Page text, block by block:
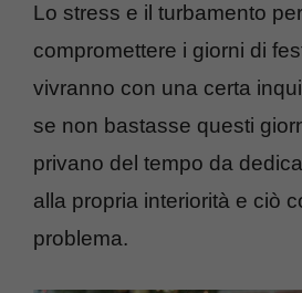
Lo stress e il turbamento
compromettere i giorni di
vivranno con una certa
se non bastasse questi
privano del tempo da
alla propria interiorità e ciò
problema.